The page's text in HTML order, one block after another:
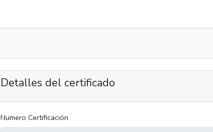
Detalles del certificado
Numero Certificación